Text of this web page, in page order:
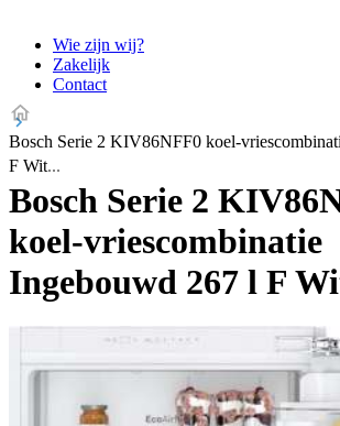
Wie zijn wij?
Zakelijk
Contact
Bosch Serie 2 KIV86NFF0 koel-
F Wit
Bosch Serie 2
koel-vriescombinatie
Ingebouwd 267 l F